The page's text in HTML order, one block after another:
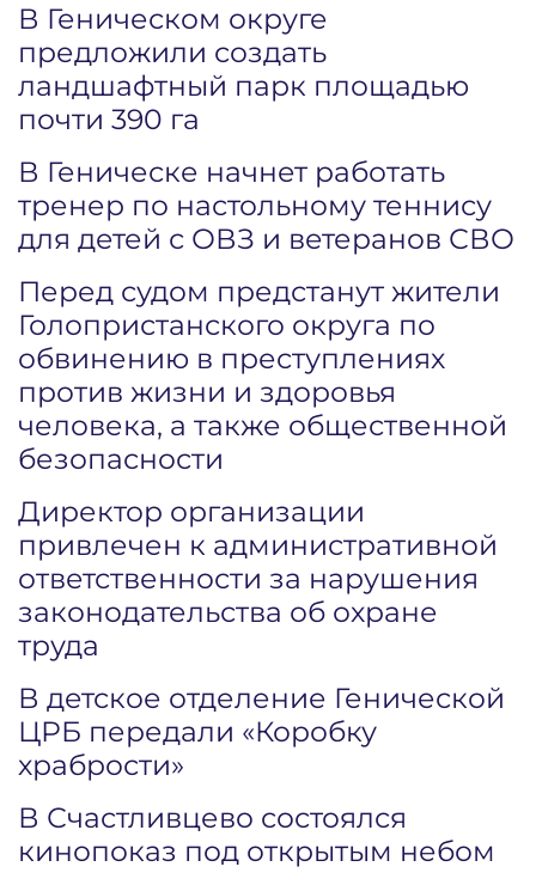
В Геническом округе
предложили создать
ландшафтный парк площадью
почти 390 га
В Геническе начнет работать
тренер по настольному теннису
для детей с ОВЗ и ветеранов СВО
Перед судом предстанут жители
Голопристанского округа по
обвинению в преступлениях
против жизни и здоровья
человека, а также общественной
безопасности
Директор организации
привлечен к административной
ответственности за нарушения
законодательства об охране
труда
В детское отделение Генической
ЦРБ передали «Коробку
храбрости»
В Счастливцево состоялся
кинопоказ под открытым небом